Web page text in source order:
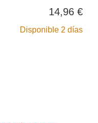
14,96 €
Disponible 2 días